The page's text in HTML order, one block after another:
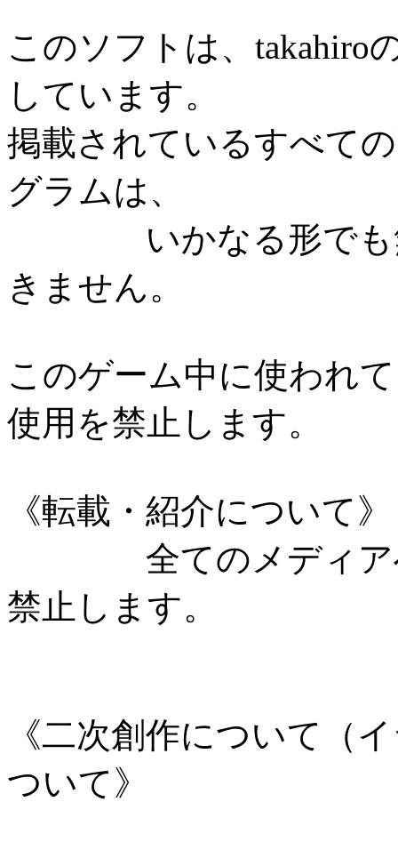
このソフトは、takahiro
しています。
掲載されているすべて
グラムは、
いかなる形でも無
きません。
このゲーム中に使われ
使用を禁止します。
《転載・紹介について》
全てのメディアへ
禁止します。
《二次創作について（
ついて》